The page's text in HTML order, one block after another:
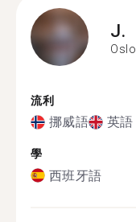
J.
Oslo
流利
挪威語 英語
學
西班牙語